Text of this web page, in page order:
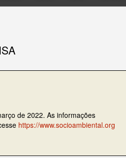
de 2022. As informações
https://www.socioambiental.org